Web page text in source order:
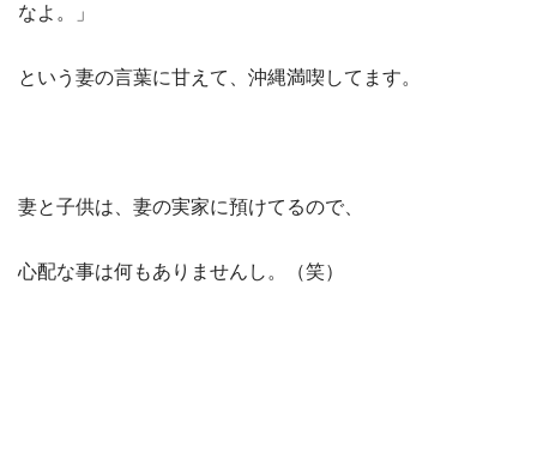
なよ。」
という妻の言葉に甘えて、沖縄満喫してます。
妻と子供は、妻の実家に預けてるので、
心配な事は何もありませんし。（笑）